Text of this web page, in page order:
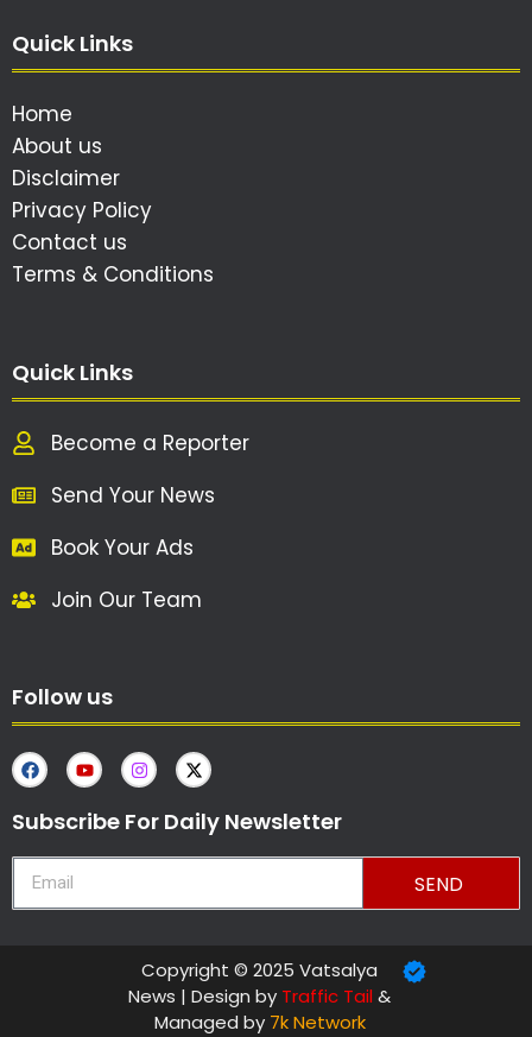
Quick Links
Home
About us
Disclaimer
Privacy Policy
Contact us
Terms & Conditions
Quick Links
Become a Reporter
Send Your News
Book Your Ads
Join Our Team
Follow us
Subscribe For Daily Newsletter
SEND
Copyright © 2025 Vatsalya
News | Design by Traffic Tail&
Managed by 7k Network